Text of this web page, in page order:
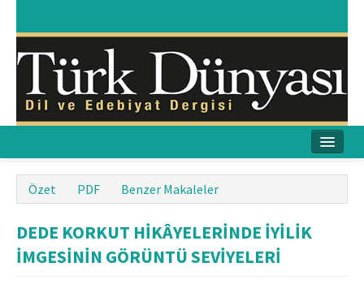
Amaç & Kapsam
Yayın Kurulu
Özet PDF Benzer Makaleler
DEDE KORKUT HİKÂYELERİNDE İYİLİK
İMGESİNİN GÖRÜNTÜ SEVİYELERİ